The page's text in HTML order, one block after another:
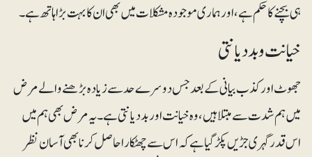
ہی بچنے کا حکم ہے ، اور ہماری موجودہ مشکلات میں بھی ان کا بہت بڑا ہاتھ ہے۔
خیانت و بددیانتی
جھوٹ اور کذ ب بیانی کے بعد جس دوسرے حد سے زیادہ بڑھنے والے مرض
میں ہم شدت سے مبتلا ہیں، وہ خیانت اور بددیانتی ہے۔ یہ مرض بھی ہم میں
اس قدر گہری جڑیں پکڑ گیا ہے کہ اس سے چھٹکارا حاصل کرنابھی آسان نظر